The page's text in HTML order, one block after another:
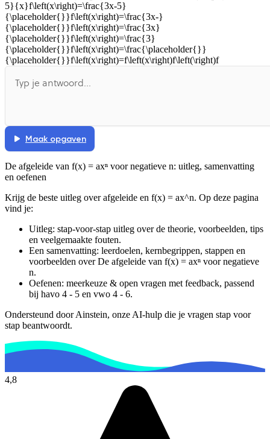
De uitleg gaat te langzaam
Afspelen werkte niet
Iets anders
5}{x}f\left(x\right)=\frac{3x-5}
{\placeholder{}}f\left(x\right)=\frac{3x-}
{\placeholder{}}f\left(x\right)=\frac{3x}
{\placeholder{}}f\left(x\right)=\frac{3}
{\placeholder{}}f\left(x\right)=\frac{\placeholder{}}
{\placeholder{}}f\left(x\right)=f\left(x\right)f\left(\right)f
Maak opgaven
De afgeleide van f(x) = axⁿ voor negatieve n: uitleg, samenvatting
en oefenen
Krijg de beste uitleg over afgeleide en f(x) = ax^n. Op deze pagina
vind je:
Uitleg: stap-voor-stap uitleg over de theorie, voorbeelden, tips
en veelgemaakte fouten.
Een samenvatting: leerdoelen, kernbegrippen, stappen en
voorbeelden overDe afgeleide van f(x) = axⁿ voor negatieve
n.
Oefenen: meerkeuze & open vragen met feedback, passend
bij havo 4 - 5 en vwo 4 - 6.
Ondersteund door Ainstein, onze AI-hulp die je vragen stap voor
stap beantwoordt.
4,8